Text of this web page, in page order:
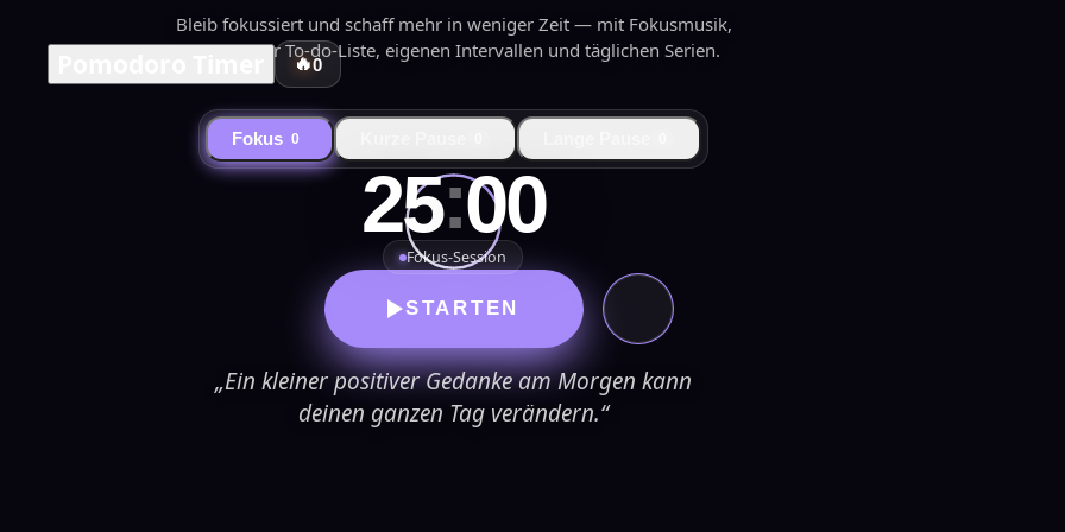
🔥0
Bleib fokussiert und schaff mehr in weniger Zeit — mit Fokusmusik,
integrierter To-do-Liste, eigenen Intervallen und täglichen Serien.
Fokus 0
25:00
Fokus-Session
STARTEN
„Ein kleiner positiver Gedanke am Morgen kann
deinen ganzen Tag verändern.“